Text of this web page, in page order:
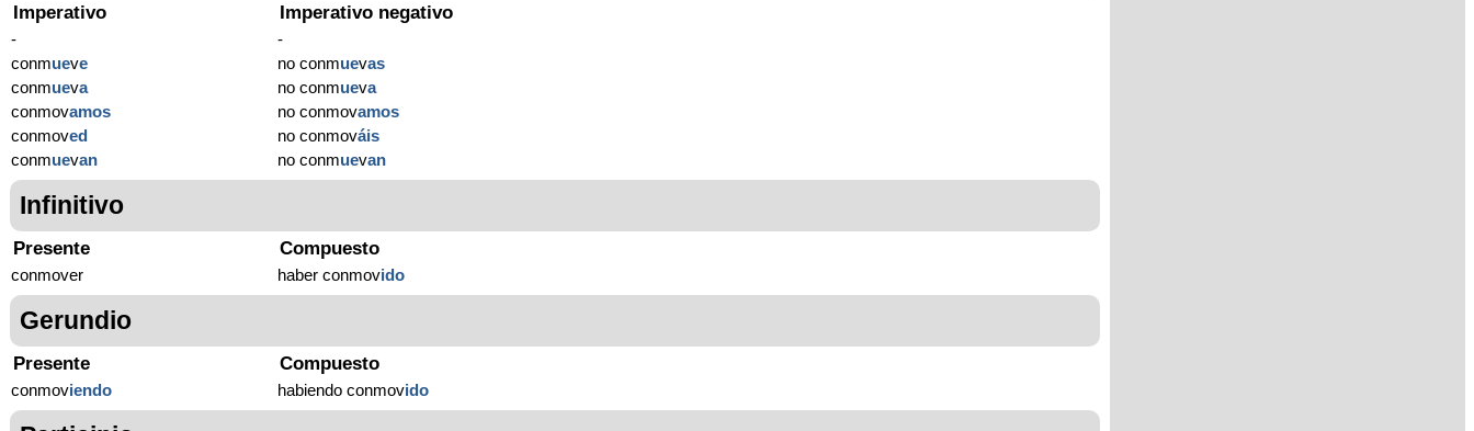
Imperativo
-
conmueve
conmueva
conmovamos
conmoved
conmuevan
Imperativo negativo
-
no conmuevas
no conmueva
no conmovamos
no conmováis
no conmuevan
Infinitivo
Presente
conmover
Compuesto
haber conmovido
Gerundio
Presente
conmoviendo
Compuesto
habiendo conmovido